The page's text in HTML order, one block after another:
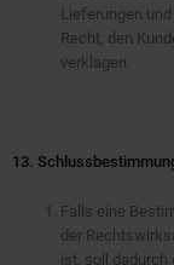
Lieferungen
Recht, den
verklagen.
13.
Falls eine
der
ist, soll dadurch